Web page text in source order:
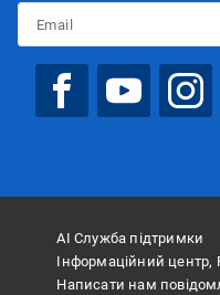
АІ Служба підтримки
Інформаційний центр,
Написати нам